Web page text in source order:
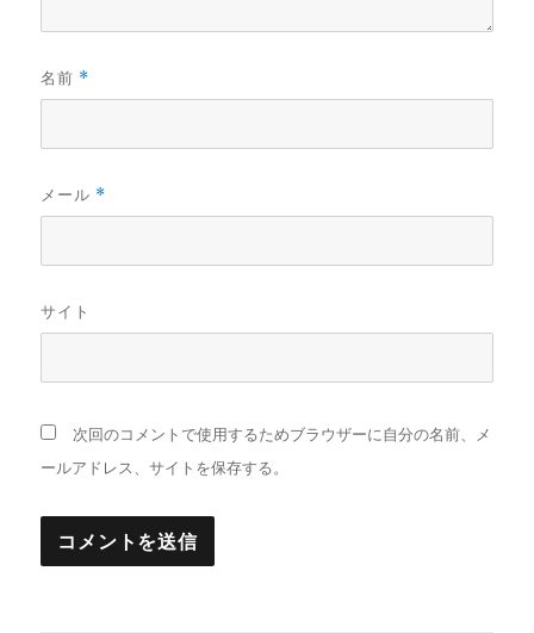
名前 *
メール *
サイト
次回のコメントで使用するためブラウザーに自分の名前、メ
ールアドレス、サイトを保存する。